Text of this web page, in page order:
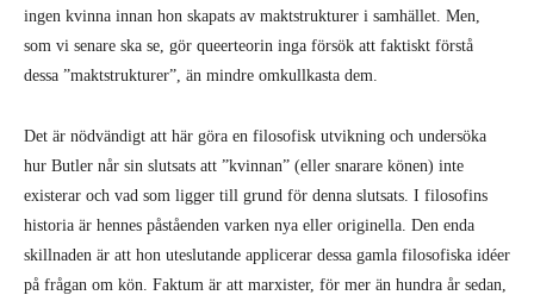
ingen kvinna innan hon skapats av maktstrukturer i samhället. Men,
som vi senare ska se, gör queerteorin inga försök att faktiskt förstå
dessa ”maktstrukturer”, än mindre omkullkasta dem.
Det är nödvändigt att här göra en filosofisk utvikning och undersöka
hur Butler når sin slutsats att ”kvinnan” (eller snarare könen) inte
existerar och vad som ligger till grund för denna slutsats. I filosofins
historia är hennes påståenden varken nya eller originella. Den enda
skillnaden är att hon uteslutande applicerar dessa gamla filosofiska idéer
på frågan om kön. Faktum är att marxister, för mer än hundra år sedan,